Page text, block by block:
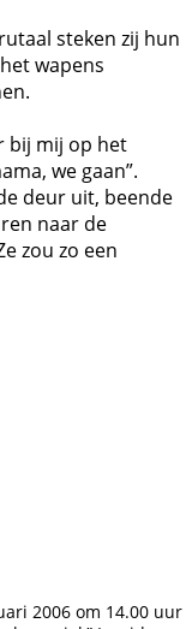
steken zij hun
wapens
bij mij op het
we gaan”.
deur uit, beende
naar de
zou zo een
2006 om 14.00 uur